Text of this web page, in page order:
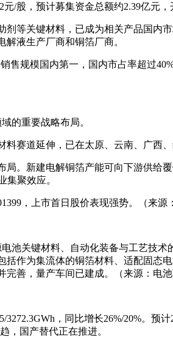
/股，预计募集资金总额约2.39亿元
等关键材料，已成为相关产品国内
液生产厂商和铜箔厂商。
售规模国内第一，国内市占率超过
的重要战略布局。
赛道延伸，已在太原、云南、广西
。新建电解铜箔产能可向下游供给
集聚效应。
，上市首日股价表现强势。（来源
池关键材料、自动化装备与工艺技
作为集流体的铜箔材料、适配固态
善，量产车间已建成。（来源：电池
，同比增长26%/20%。预
，国产替代正在推进。